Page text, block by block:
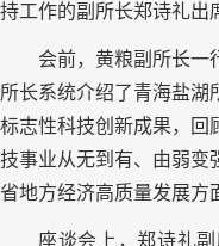
持工作的副所长郑诗礼出
会前，黄粮副所长一
所长系统介绍了青海盐湖
标志性科技创新成果，回
技事业从无到有、由弱变
省地方经济高质量发展方
座谈会上，郑诗礼